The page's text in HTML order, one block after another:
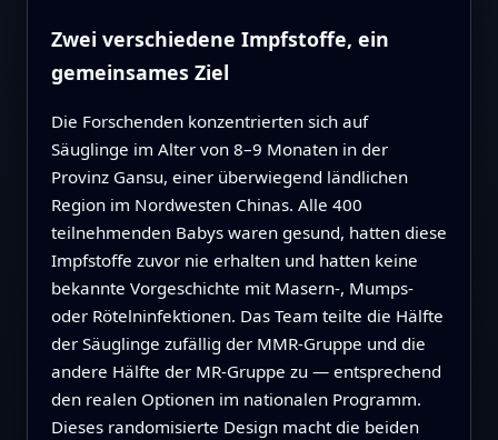
Zwei verschiedene Impfstoffe, ein
gemeinsames Ziel
Die Forschenden konzentrierten sich auf
Säuglinge im Alter von 8–9 Monaten in der
Provinz Gansu, einer überwiegend ländlichen
Region im Nordwesten Chinas. Alle 400
teilnehmenden Babys waren gesund, hatten diese
Impfstoffe zuvor nie erhalten und hatten keine
bekannte Vorgeschichte mit Masern-, Mumps-
oder Rötelninfektionen. Das Team teilte die Hälfte
der Säuglinge zufällig der MMR‑Gruppe und die
andere Hälfte der MR‑Gruppe zu — entsprechend
den realen Optionen im nationalen Programm.
Dieses randomisierte Design macht die beiden